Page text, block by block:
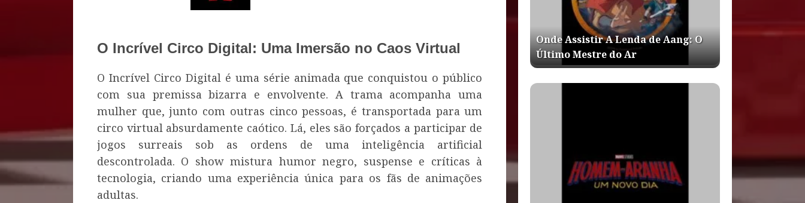
O Incrível Circo Digital: Uma Imersão no Caos Virtual
O Incrível Circo Digital é uma série animada que conquistou o público
com sua premissa bizarra e envolvente. A trama acompanha uma
mulher que, junto com outras cinco pessoas, é transportada para um
circo virtual absurdamente caótico. Lá, eles são forçados a participar de
jogos surreais sob as ordens de uma inteligência artificial
descontrolada. O show mistura humor negro, suspense e críticas à
tecnologia, criando uma experiência única para os fãs de animações
adultas.
Onde Assistir A Lenda de Aang: O
Último Mestre do Ar